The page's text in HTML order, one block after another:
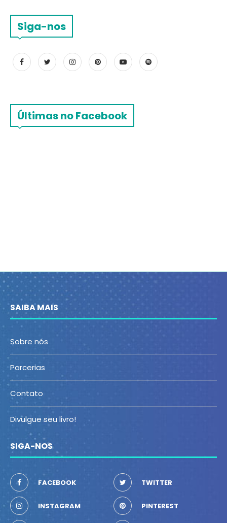
Siga-nos
Últimas no Facebook
SAIBA MAIS
Sobre nós
Parcerias
Contato
Divulgue seu livro!
SIGA-NOS
FACEBOOK TWITTER
INSTAGRAM PINTEREST